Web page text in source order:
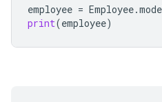
employee = Employee.
print(employee)